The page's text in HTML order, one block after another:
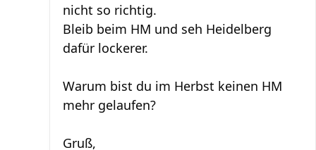
nicht so richtig.
Bleib beim HM und seh Heidelberg
dafür lockerer.
Warum bist du im Herbst keinen HM
mehr gelaufen?
Gruß,